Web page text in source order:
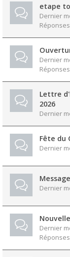
etape
Dernier
Dernier
Lettre
2026
Dernier
Fête du
Dernier
Dernier
Dernier